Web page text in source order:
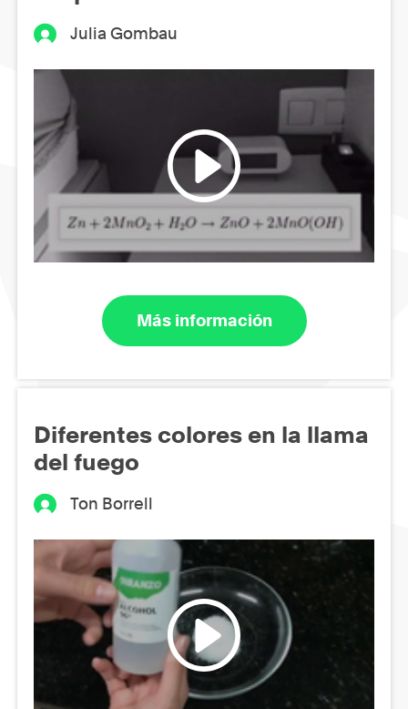
Julia Gombau
Más información
Diferentes colores en la llama
del fuego
Ton Borrell